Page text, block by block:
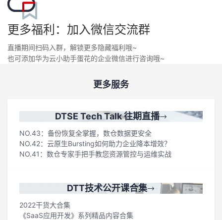
更多福利：加入微信交流群
直播期间扫码入群，解锁更多隐藏福利哦~
也可添加华为云小助手蛋花的企业微信进行咨询哦~
更多服务
DTSE Tech Talk 往期直播
NO.43：备份恢复全掌握，数仓数据更安全
NO.42：云原生Bursting如何助力企业降本增效？
NO.41：数仓专家手把手教您资源管控与运维实战
DTT技术公开课合集
2022干货大合集
《SaaS应用开发》系列精品内容合集